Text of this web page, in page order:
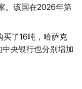
。该国在2026年第
买了16吨，哈萨克
央银行也分别增加